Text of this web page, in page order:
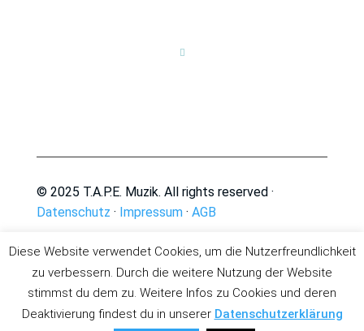

© 2025 T.A.P.E. Muzik. All rights reserved ·
Datenschutz · Impressum· AGB
Diese Website verwendet Cookies, um die Nutzerfreundlichkeit
zu verbessern. Durch die weitere Nutzung der Website
stimmst du dem zu. Weitere Infos zu Cookies und deren
Deaktivierung findest du in unserer Datenschutzerklärung
Deutsch English (Englisch)